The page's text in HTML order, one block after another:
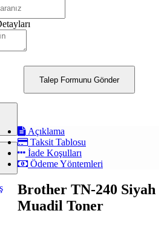
Talep Formunu Gönder
Açıklama
Taksit Tablosu
İade Koşulları
Ödeme Yöntemleri
Brother TN-240 Siyah
Muadil Toner